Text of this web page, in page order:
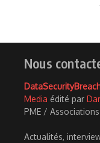
Nous
Media édité par
PME /
Actualités,